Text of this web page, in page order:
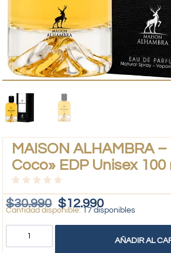
MAISON ALHAMBRA
Coco» EDP Unisex 100
$30.990 $12.990
17 disponibles
AÑADIR AL